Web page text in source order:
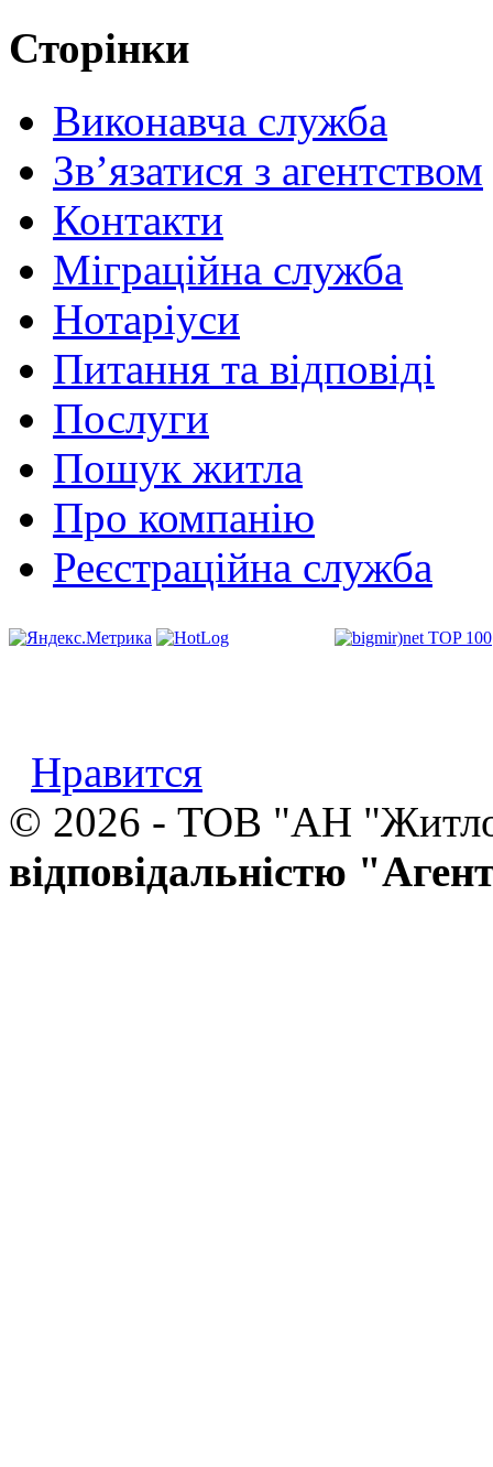
Сторінки
Виконавча служба
Зв’язатися з агентством
Контакти
Міграційна служба
Нотаріуси
Питання та відповіді
Послуги
Пошук житла
Про компанію
Реєстраційна служба
Нравится
© 2026 - ТОВ "АН
відповідальністю